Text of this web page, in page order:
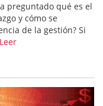
preguntado qué es el
y cómo se
de la gestión? Si
Leer